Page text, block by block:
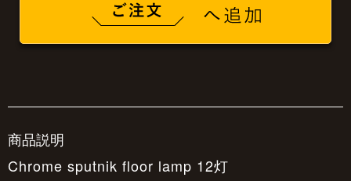
商品説明
Chrome sputnik floor lamp 12灯